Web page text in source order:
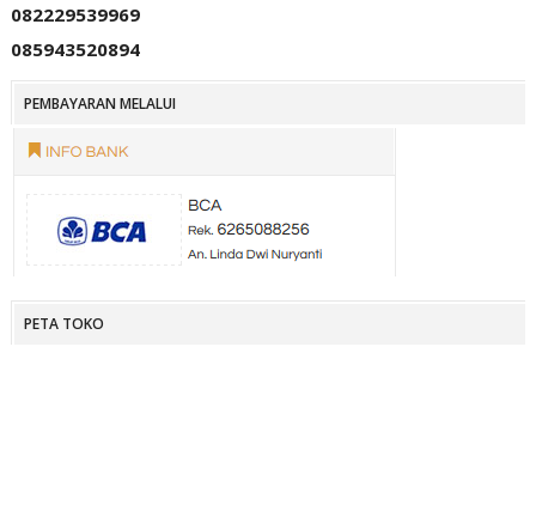
082229539969
085943520894
PEMBAYARAN MELALUI
PETA TOKO